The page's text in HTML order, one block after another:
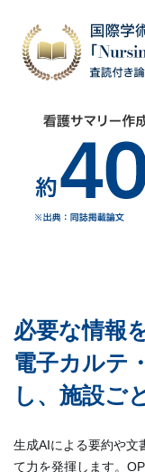
必要な情報
電子カルテ
し、施設ご
生成AIによる要約や文
て力を発揮します。